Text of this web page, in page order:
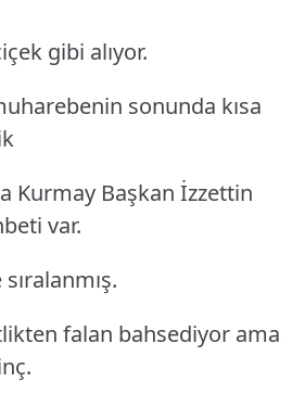
gibi alıyor.
sonunda kısa
Kurmay Başkan İzzettin
var.
falan bahsediyor ama